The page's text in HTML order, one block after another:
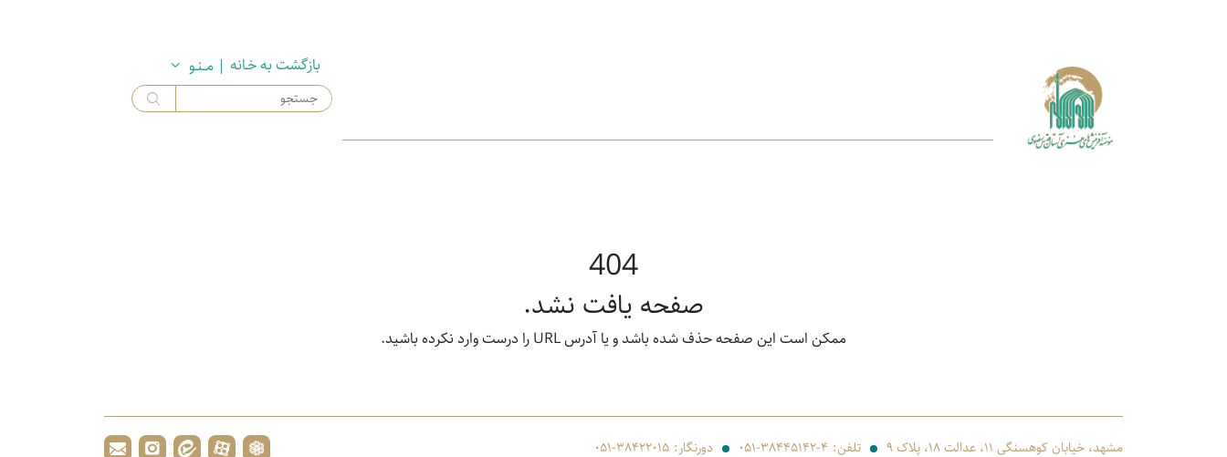
بازگشت به خـانه | مــنـو
404
صفحه یافت نشد.
ممکن است این صفحه حذف شده باشد و یا آدرس URL را درست وارد نکرده باشید.
مشهد، خیابان کوهسنگی ۱۱، عدالت ۱۸، پلاک ۹ تلفن: ۰۵۱-۳۸۴۴۵۱۴۲-۴ دورنگار: ۰۵۱-۳۸۴۲۲۰۱۵